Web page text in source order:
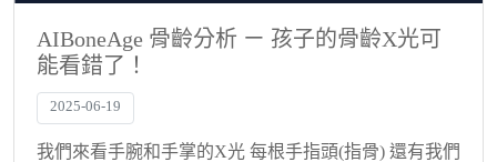
AIBoneAge 骨齡分析 ㄧ 孩子的骨齡X光可
能看錯了！
2025-06-19
我們來看手腕和手掌的X光 每根手指頭(指骨) 還有我們